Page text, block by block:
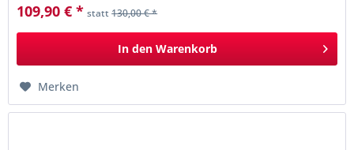
109,90 € * statt130,00 € *
In den Warenkorb
Merken